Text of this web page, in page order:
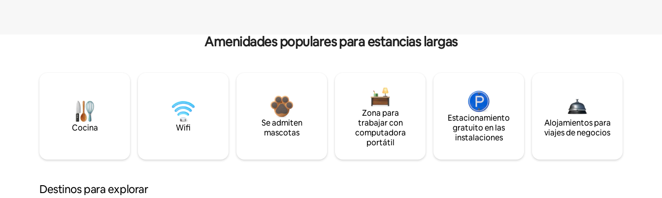
Amenidades populares para estancias largas
Cocina Wifi
Se admiten
mascotas
Zona para
trabajar con
computadora
portátil
Estacionamiento
gratuito en las
instalaciones
Alojamientos para
viajes de negocios
Destinos para explorar